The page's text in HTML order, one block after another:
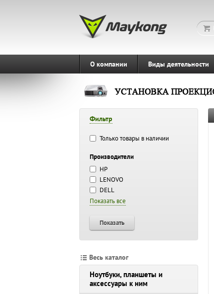
О компании Виды деятельности
Фильтр
Только товары в наличии
Производители
HP
LENOVO
DELL
Показать все
Показать
Весь каталог
Ноутбуки, планшеты и
аксессуары к ним